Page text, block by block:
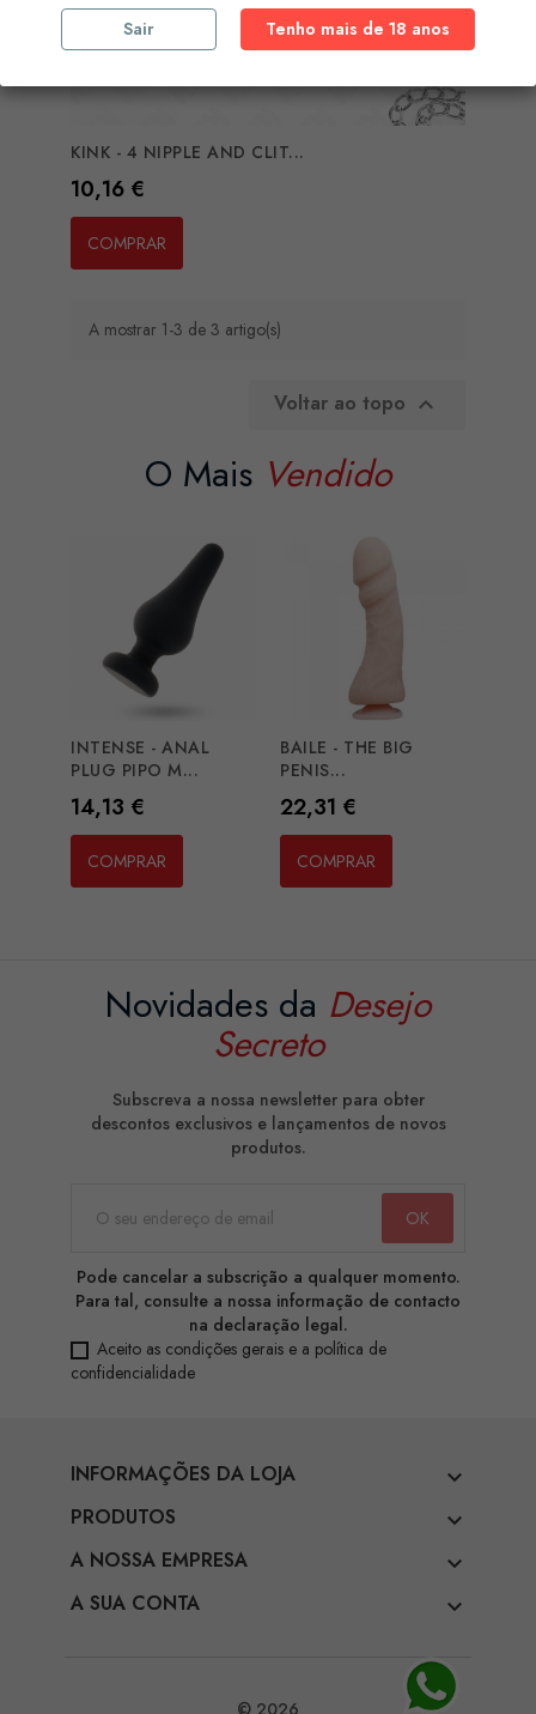
KINK - 4 NIPPLE AND CLIT...
Preço
10,16 €
COMPRAR
A mostrar 1-3 de 3 artigo(s)
Voltar ao topo 
O Mais Vendido
INTENSE - ANAL
PLUG PIPO M...
Preço
14,13 €
COMPRAR
BAILE - THE BIG
PENIS...
Preço
22,31 €
COMPRAR
Novidades da Desejo
Secreto
Subscreva a nossa newsletter para obter
descontos exclusivos e lançamentos de novos
produtos.
Pode cancelar a subscrição a qualquer momento.
Para tal, consulte a nossa informação de contacto
na declaração legal.
Aceito as condições gerais e a política de
confidencialidade
INFORMAÇÕES DA LOJA 
PRODUTOS 
A NOSSA EMPRESA 
A SUA CONTA 
Sair Tenho mais de 18 anos
© 2026